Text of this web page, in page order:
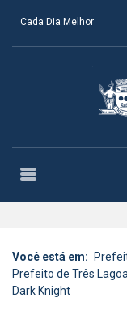
Cada Dia Melhor
Você está em:
Prefeito de Três
Dark Knight